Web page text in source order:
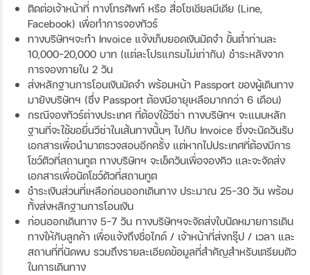
ติดต่อเจ้าหน้าที่ ทางโทรศัพท์ หรือ สื่อโซเชียลมีเดีย (Line,
Facebook) เพื่อทำการจองทัวร์
ทางบริษัทฯจะทำ Invoice แจ้งเก็บยอดเงินมัดจำ ขั้นต่ำท่านละ
10,000-20,000 บาท (แต่ละโปรแกรมไม่เท่ากัน) ชำระหลังจาก
การจองภายใน 2 วัน
ส่งหลักฐานการโอนเงินมัดจำ พร้อมหน้า Passport ของผู้เดินทาง
มายังบริษัทฯ (ซึ่ง Passport ต้องมีอายุเหลือมากกว่า 6 เดือน)
กรณีจองทัวร์ต่างประเทศ ที่ต้องใช้วีซ่า ทางบริษัทฯ จะแนบหลัก
ฐานที่จะใช้ขอยื่นวีซ่าในเส้นทางนั้นๆ ไปกับ Invoice ซึ่งจะนัดวันรับ
เอกสารเพื่อนำมาตรวจสอบอีกครั้ง แต่หากไปประเทศที่ต้องมีการ
โชว์ตัวที่สถานทูต ทางบริษัทฯ จะเช็ควันเพื่อจองคิว และจะจัดส่ง
เอกสารเพื่อนัดโชว์ตัวที่สถานทูต
ชำระเงินส่วนที่เหลือก่อนออกเดินทาง ประมาณ 25-30 วัน พร้อม
ทั้งส่งหลักฐานการโอนเงิน
ก่อนออกเดินทาง 5-7 วัน ทางบริษัทฯจะจัดส่งใบนัดหมายการเดิน
ทางให้กับลูกค้า เพื่อแจ้งถึงชื่อไกด์ / เจ้าหน้าที่ส่งกรุ๊ป / เวลา และ
สถานที่ที่นัดพบ รวมถึงรายละเอียดข้อมูลที่สำคัญสำหรับเตรียมตัว
ในการเดินทาง